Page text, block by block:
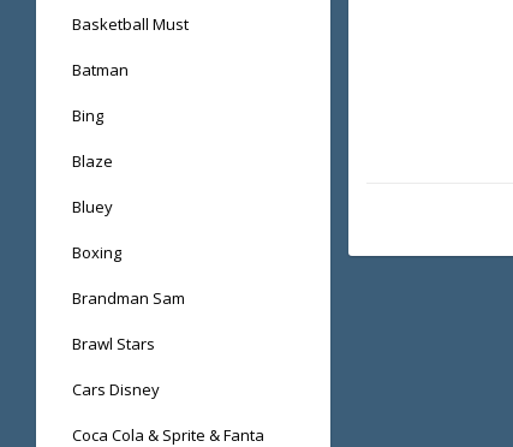
Basketball Must
Batman
Bing
Blaze
Bluey
Boxing
Brandman Sam
Brawl Stars
Cars Disney
Coca Cola & Sprite & Fanta